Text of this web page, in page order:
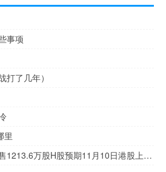
事项
打了几年）
里
佛朗斯股份：拟全球发售1213.6万股H股预期11月10日港股上市获基石投资者柳工认购1亿元发售股份